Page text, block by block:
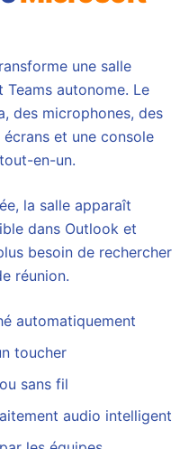
une salle
autonome. Le
des microphones, des
et une console
en-un.
la salle apparaît
dans Outlook et
besoin de rechercher
réunion.
automatiquement
toucher
sans fil
audio intelligent